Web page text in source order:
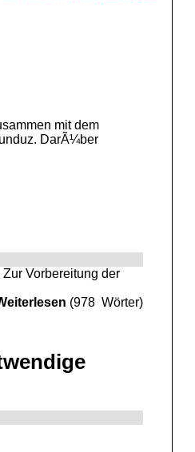
mit dem
DarÃ¼ber
Vorbereitung der
(978 Wörter)